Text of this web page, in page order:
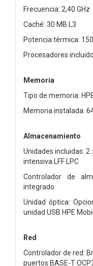
Frecuencia: 2,40 GHz
Caché: 30 MB L3
Potencia térmica:
Procesadores
Memoria
Tipo de memoria:
Memoria instalada:
Almacenamiento
Unidades incluidas: 2
intensiva LFF LPC
Controlador de
integrado
Unidad óptica:
unidad USB HPE
Red
Controlador de red:
puertos BASE-T